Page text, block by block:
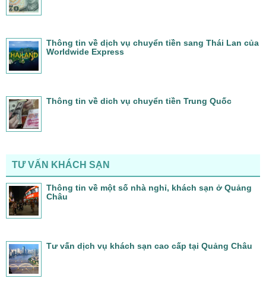
Thông tin về dịch vụ chuyển tiền sang Thái Lan của
Worldwide Express
Thông tin về dich vụ chuyển tiền Trung Quốc
TƯ VẤN KHÁCH SẠN
Thông tin về một số nhà nghỉ, khách sạn ở Quảng
Châu
Tư vấn dịch vụ khách sạn cao cấp tại Quảng Châu